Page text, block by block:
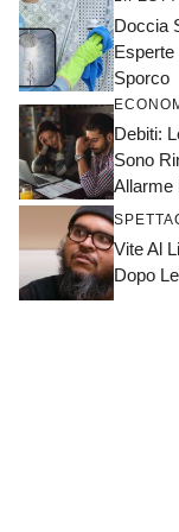
Doccia
Esperte
Sporco
Debiti:
Sono
Allarme
Vite Al
Dopo